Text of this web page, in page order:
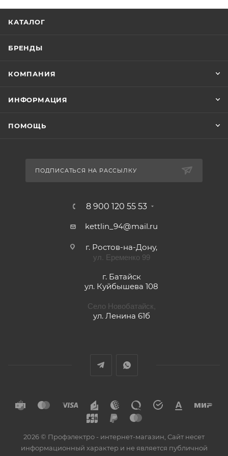
КАТАЛОГ
БРЕНДЫ
КОМПАНИЯ
ИНФОРМАЦИЯ
ПОМОЩЬ
ПОДПИСАТЬСЯ НА РАССЫЛКУ
8 900 120 55 53
kettlin_94@mail.ru
г. Ростов-на-Дону,
ул. Еременко 99
г. Батайск
ул. Куйбышева 108
Село Новобатайск,
ул. Ленина 61б
2026 © Профэлектро - интернет-магазин, Сайт несет
информационный характер и не является публичной